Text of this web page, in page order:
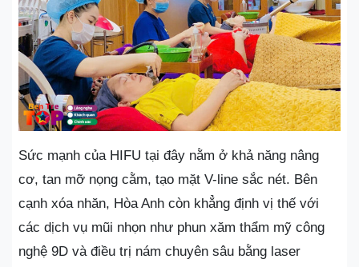
Sức mạnh của HIFU tại đây nằm ở khả năng nâng
cơ, tan mỡ nọng cằm, tạo mặt V-line sắc nét. Bên
cạnh xóa nhăn, Hòa Anh còn khẳng định vị thế với
các dịch vụ mũi nhọn như phun xăm thẩm mỹ công
nghệ 9D và điều trị nám chuyên sâu bằng laser